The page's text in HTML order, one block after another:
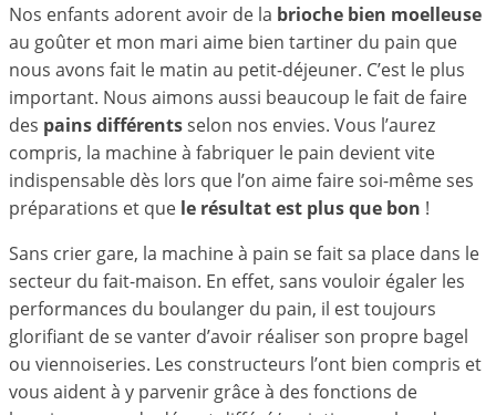
Nos enfants adorent avoir de la brioche bien moelleuse
au goûter et mon mari aime bien tartiner du pain que
nous avons fait le matin au petit-déjeuner. C’est le plus
important. Nous aimons aussi beaucoup le fait de faire
des pains différentsselon nos envies. Vous l’aurez
compris, la machine à fabriquer le pain devient vite
indispensable dès lors que l’on aime faire soi-même ses
préparations et que le résultat est plus que bon !
Sans crier gare, la machine à pain se fait sa place dans le
secteur du fait-maison. En effet, sans vouloir égaler les
performances du boulanger du pain, il est toujours
glorifiant de se vanter d’avoir réaliser son propre bagel
ou viennoiseries. Les constructeurs l’ont bien compris et
vous aident à y parvenir grâce à des fonctions de